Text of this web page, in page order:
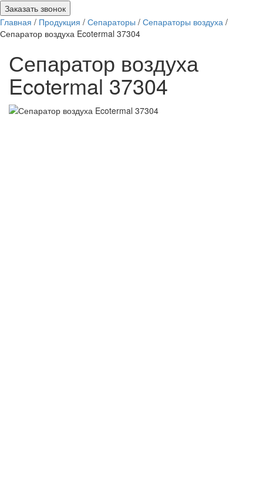
Заказать звонок
Главная / Продукция / Сепараторы / Сепараторы воздуха /
Сепаратор воздуха Ecotermal 37304
Сепаратор воздуха
Ecotermal 37304